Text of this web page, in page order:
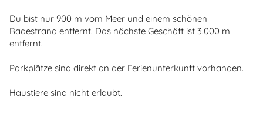
Du bist nur 900 m vom Meer und einem schönen
Badestrand entfernt. Das nächste Geschäft ist 3.000 m
entfernt.
Parkplätze sind direkt an der Ferienunterkunft vorhanden.
Haustiere sind nicht erlaubt.